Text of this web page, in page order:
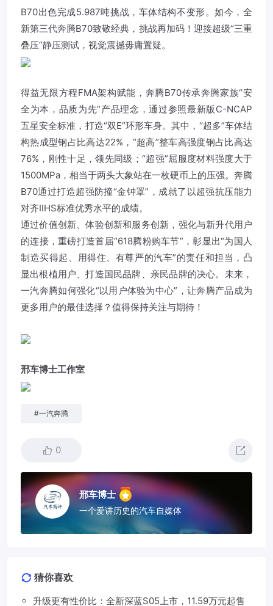
B70出色完成5.987吨挑战，车体结构不变形。如今，全
新第三代奔腾B70致敬经典，挑战再加码！迎接超级“三重
叠压”静压测试，视觉震撼毋庸置疑。
得益无限方程FMA架构赋能，奔腾B70传承奔腾家族“安
全为本，品质为先”产品理念，通过参照最新版C-NCAP
五星安全标准，打造“双E”环形车身。其中，“超多”车体结
构热成型钢占比高达22%，“超高”整车高强度钢占比高达
76%，刚性十足，领先同级；“超强”屈服度材料强度大于
1500MPa，相当于两头大象站在一枚硬币上的压强。奔腾
B70通过打造超强防撞“金钟罩”，成就了以超强抗压能力
对齐IIHS标准优秀水平的成绩。
通过价值创新、体验创新和服务创新，强化与新升代用户
的连接，重磅打造首届“618腾粉购车节”，彰显出“为国人
制造买得起、用得住、有尊严的汽车”的责任和担当，凸
显出根植用户、打造国民品牌、亲民品牌的决心。未来，
一汽奔腾如何强化“以用户体验为中心”，让奔腾产品成为
更多用户的最佳选择？值得保持关注与期待！
邢车博士工作室
#一汽奔腾
0
邢车博士
一个爱讲历史的汽车自媒体
猜你喜欢
升级更有性价比：全新深蓝S05上市，11.59万元起售